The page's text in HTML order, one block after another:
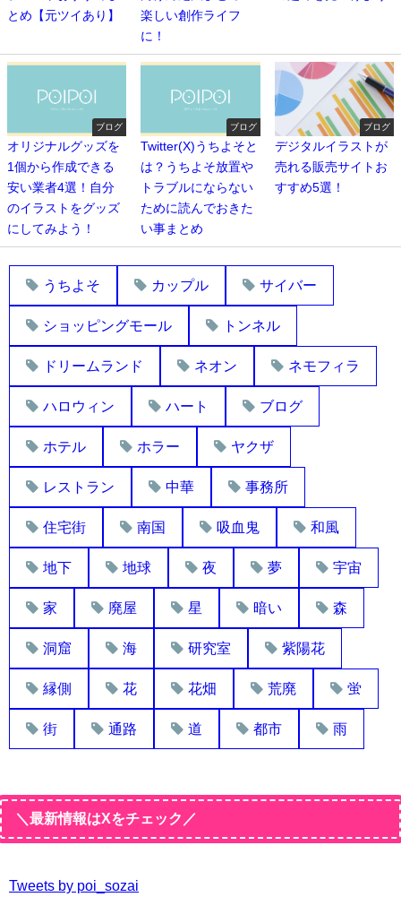
とめ【元ツイあり】
楽しい創作ライフ
に！
ブログ
オリジナルグッズを
1個から作成できる
安い業者4選！自分
のイラストをグッズ
にしてみよう！
ブログ
Twitter(X)うちよそと
は？うちよそ放置や
トラブルにならない
ために読んでおきた
い事まとめ
ブログ
デジタルイラストが
売れる販売サイトお
すすめ5選！
うちよそ カップル サイバー
ショッピングモール トンネル
ドリームランド ネオン ネモフィラ
ハロウィン ハート ブログ
ホテル ホラー ヤクザ
レストラン 中華 事務所
住宅街 南国 吸血鬼 和風
地下 地球 夜 夢 宇宙
家 廃屋 星 暗い 森
洞窟 海 研究室 紫陽花
縁側 花 花畑 荒廃 蛍
街 通路 道 都市 雨
＼最新情報はXをチェック／
Tweets by poi_sozai